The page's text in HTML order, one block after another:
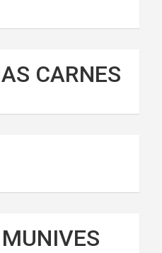
CARNES